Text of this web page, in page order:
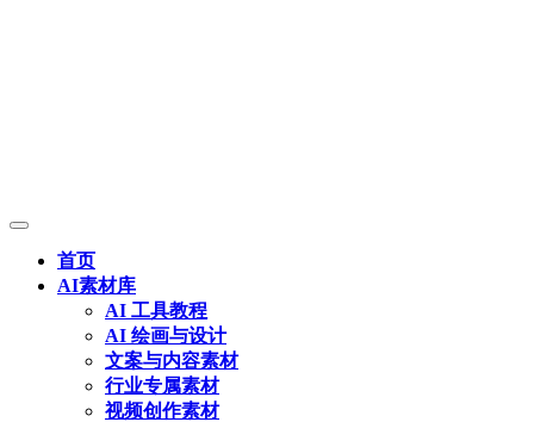
首页
AI素材库
AI 工具教程
AI 绘画与设计
文案与内容素材
行业专属素材
视频创作素材